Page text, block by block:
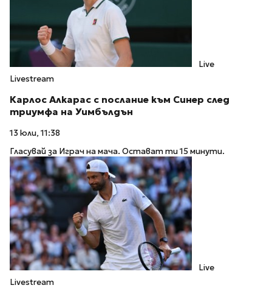
Live
Livestream
Карлос Алкарас с послание към Синер след
триумфа на Уимбълдън
13 юли, 11:38
Гласувай за Играч на мача. Остават ти 15 минути.
Live
Livestream